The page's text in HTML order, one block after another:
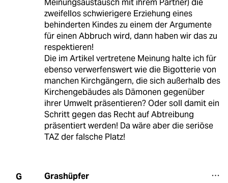
Meinungsaustausch mit ihrem Partner) die
zweifellos schwierigere Erziehung eines
behinderten Kindes zu einem der Argumente
für einen Abbruch wird, dann haben wir das zu
respektieren!
Die im Artikel vertretene Meinung halte ich für
ebenso verwerfenswert wie die Bigotterie von
manchen Kirchgängern, die sich außerhalb des
Kirchengebäudes als Dämonen gegenüber
ihrer Umwelt präsentieren? Oder soll damit ein
Schritt gegen das Recht auf Abtreibung
präsentiert werden! Da wäre aber die seriöse
TAZ der falsche Platz!
G Grashüpfer